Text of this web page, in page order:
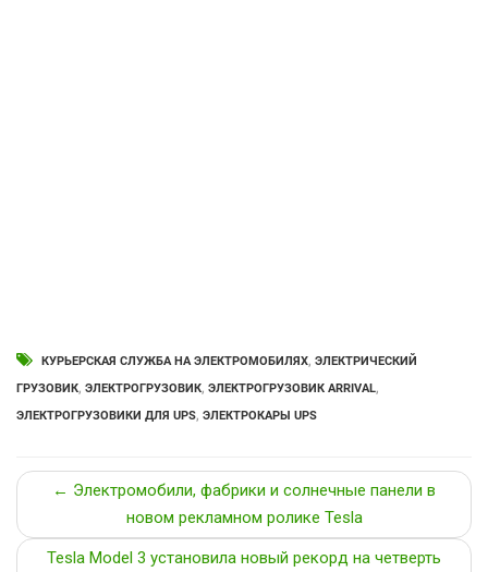
КУРЬЕРСКАЯ СЛУЖБА НА ЭЛЕКТРОМОБИЛЯХ, ЭЛЕКТРИЧЕСКИЙ
ГРУЗОВИК, ЭЛЕКТРОГРУЗОВИК, ЭЛЕКТРОГРУЗОВИК ARRIVAL,
ЭЛЕКТРОГРУЗОВИКИ ДЛЯ UPS, ЭЛЕКТРОКАРЫ UPS
← Электромобили, фабрики и солнечные панели в
новом рекламном ролике Tesla
Tesla Model 3 установила новый рекорд на четверть